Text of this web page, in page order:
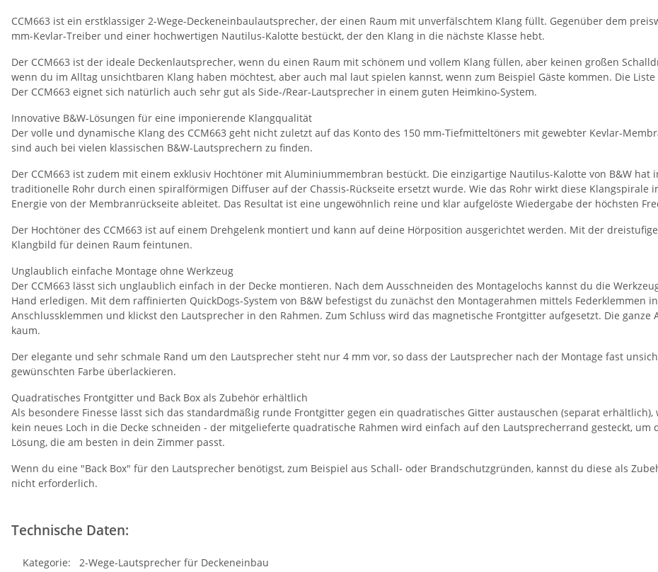
CCM663 ist ein erstklassiger 2-Wege-Deckeneinbaulautsprecher, der einen Raum mit unverfälschtem Klang füllt. Gegenüber dem
mm-Kevlar-Treiber und einer hochwertigen Nautilus-Kalotte bestückt, der den Klang in die nächste Klasse hebt.
Der CCM663 ist der ideale Deckenlautsprecher, wenn du einen Raum mit schönem und vollem Klang füllen, aber keinen großen
wenn du im Alltag unsichtbaren Klang haben möchtest, aber auch mal laut spielen kannst, wenn zum Beispiel Gäste kommen. Die
Der CCM663 eignet sich natürlich auch sehr gut als Side-/Rear-Lautsprecher in einem guten Heimkino-System.
Innovative B&W-Lösungen für eine imponierende Klangqualität
Der volle und dynamische Klang des CCM663 geht nicht zuletzt auf das Konto des 150 mm-Tiefmitteltöners mit gewebter Kevlar-
sind auch bei vielen klassischen B&W-Lautsprechern zu finden.
Der CCM663 ist zudem mit einem exklusiv Hochtöner mit Aluminiummembran bestückt. Die einzigartige Nautilus-Kalotte von B&W hat
traditionelle Rohr durch einen spiralförmigen Diffuser auf der Chassis-Rückseite ersetzt wurde. Wie das Rohr wirkt diese Klangspirale
Energie von der Membranrückseite ableitet. Das Resultat ist eine ungewöhnlich reine und klar aufgelöste Wiedergabe der höchsten
Der Hochtöner des CCM663 ist auf einem Drehgelenk montiert und kann auf deine Hörposition ausgerichtet werden. Mit der
Klangbild für deinen Raum feintunen.
Unglaublich einfache Montage ohne Werkzeug
Der CCM663 lässt sich unglaublich einfach in der Decke montieren. Nach dem Ausschneiden des Montagelochs kannst du die
Hand erledigen. Mit dem raffinierten QuickDogs-System von B&W befestigst du zunächst den Montagerahmen mittels Federklemmen
Anschlussklemmen und klickst den Lautsprecher in den Rahmen. Zum Schluss wird das magnetische Frontgitter aufgesetzt. Die
kaum.
Der elegante und sehr schmale Rand um den Lautsprecher steht nur 4 mm vor, so dass der Lautsprecher nach der Montage fast
gewünschten Farbe überlackieren.
Quadratisches Frontgitter und Back Box als Zubehör erhältlich
Als besondere Finesse lässt sich das standardmäßig runde Frontgitter gegen ein quadratisches Gitter austauschen (separat
kein neues Loch in die Decke schneiden - der mitgelieferte quadratische Rahmen wird einfach auf den Lautsprecherrand gesteckt,
Lösung, die am besten in dein Zimmer passt.
Wenn du eine "Back Box" für den Lautsprecher benötigst, zum Beispiel aus Schall- oder Brandschutzgründen, kannst du diese als
nicht erforderlich.
Technische Daten:
Kategorie: 2-Wege-Lautsprecher für Deckeneinbau